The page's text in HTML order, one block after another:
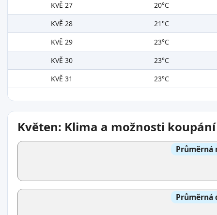
KVĚ 27
20°C
KVĚ 28
21°C
KVĚ 29
23°C
KVĚ 30
23°C
KVĚ 31
23°C
Květen: Klima a možnosti koupání
Průměrná
Průměrná